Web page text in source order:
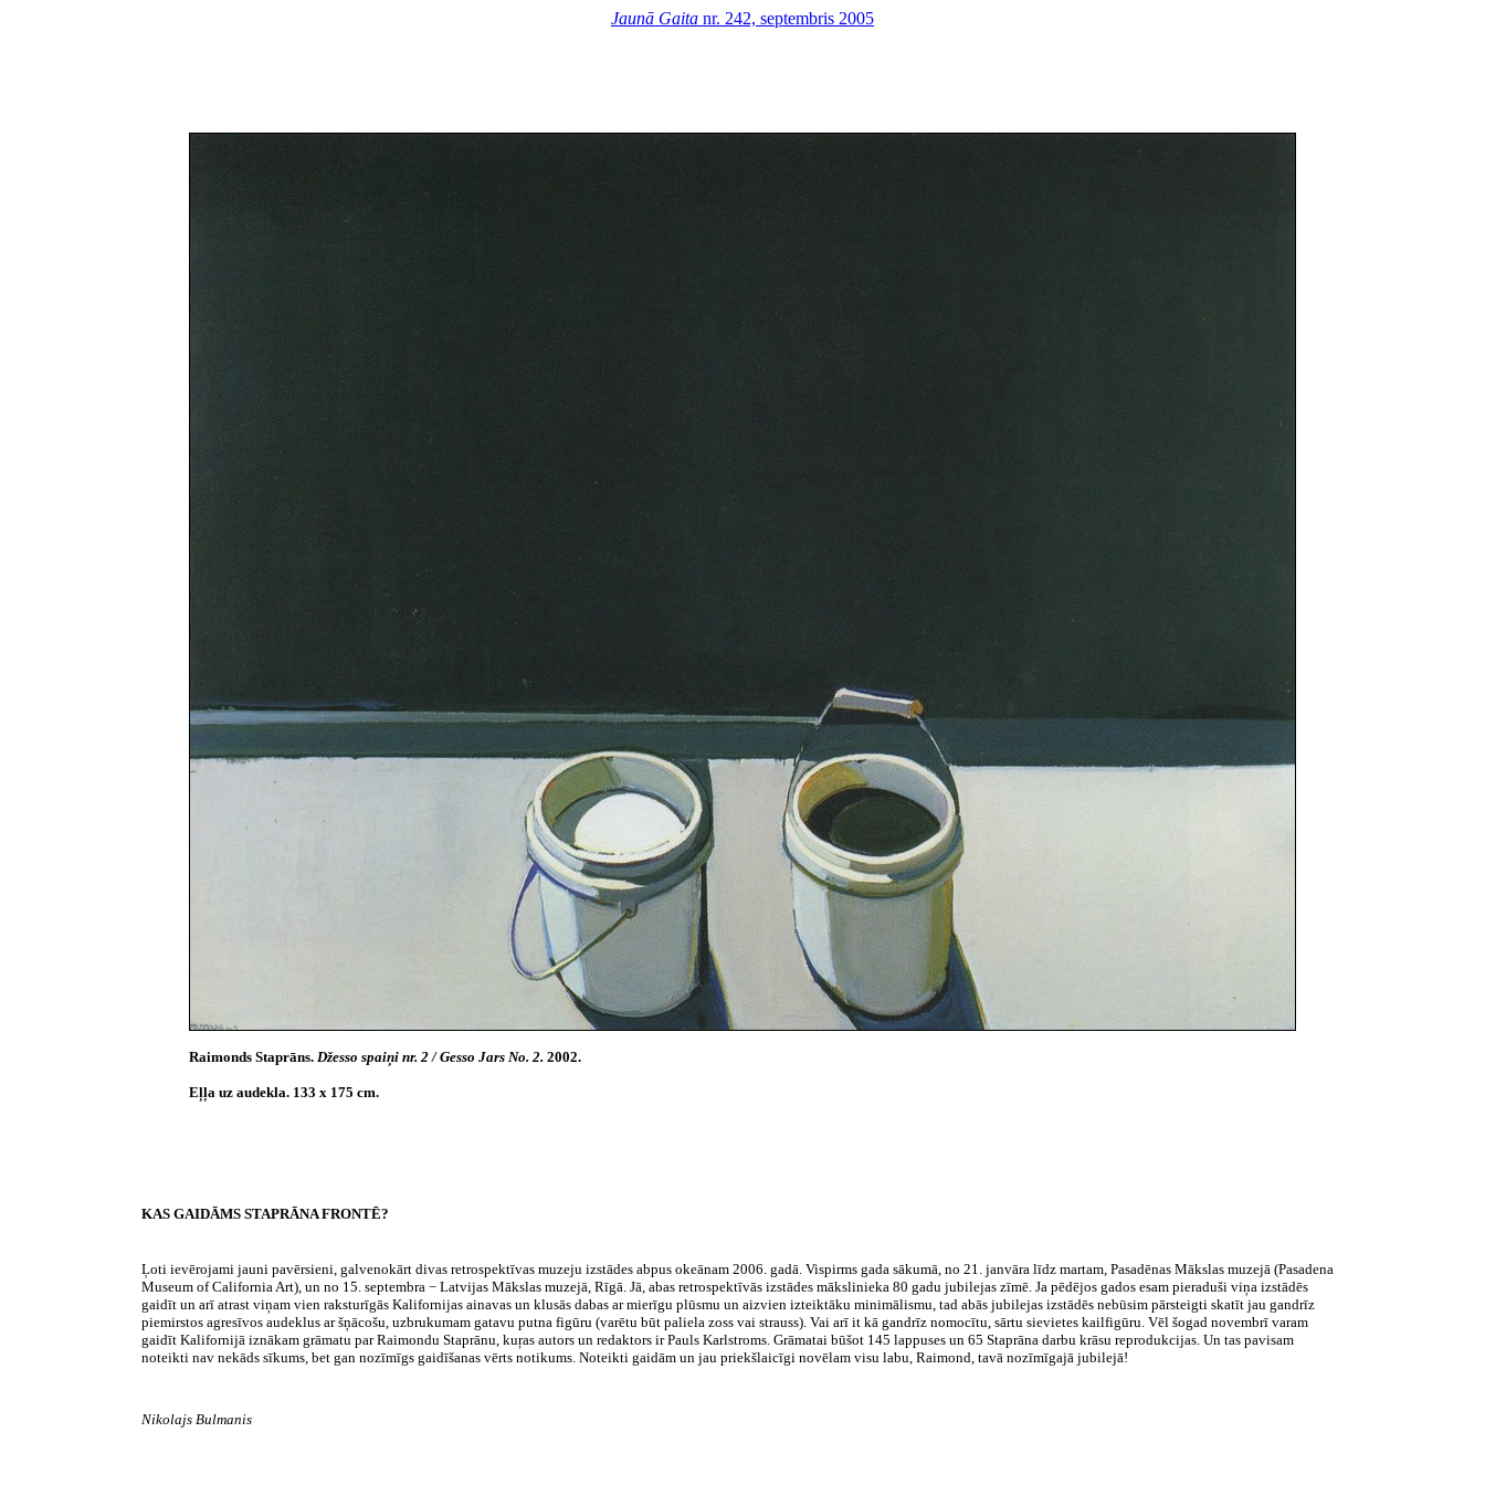
Jaunā Gaita nr. 242, septembris 2005
Raimonds Staprāns. Džesso spaiņi nr. 2 / Gesso Jars No. 2. 2002.
Eļļa uz audekla. 133 x 175 cm.
KAS GAIDĀMS STAPRĀNA FRONTĒ?
Ļoti ievērojami jauni pavērsieni, galvenokārt divas retrospektīvas muzeju izstādes abpus okeānam 2006. gadā. Vispirms gada sākumā, no 21. janvāra līdz martam, Pasadēnas Mākslas muzejā (Pasadena
Museum of California Art), un no 15. septembra − Latvijas Mākslas muzejā, Rīgā. Jā, abas retrospektīvās izstādes mākslinieka 80 gadu jubilejas zīmē. Ja pēdējos gados esam pieraduši viņa izstādēs
gaidīt un arī atrast viņam vien raksturīgās Kalifornijas ainavas un klusās dabas ar mierīgu plūsmu un aizvien izteiktāku minimālismu, tad abās jubilejas izstādēs nebūsim pārsteigti skatīt jau gandrīz
piemirstos agresīvos audeklus ar šņācošu, uzbrukumam gatavu putna figūru (varētu būt paliela zoss vai strauss). Vai arī it kā gandrīz nomocītu, sārtu sievietes kailfigūru. Vēl šogad novembrī varam
gaidīt Kalifornijā iznākam grāmatu par Raimondu Staprānu, kuŗas autors un redaktors ir Pauls Karlstroms. Grāmatai būšot 145 lappuses un 65 Staprāna darbu krāsu reprodukcijas. Un tas pavisam
noteikti nav nekāds sīkums, bet gan nozīmīgs gaidīšanas vērts notikums. Noteikti gaidām un jau priekšlaicīgi novēlam visu labu, Raimond, tavā nozīmīgajā jubilejā!
Nikolajs Bulmanis